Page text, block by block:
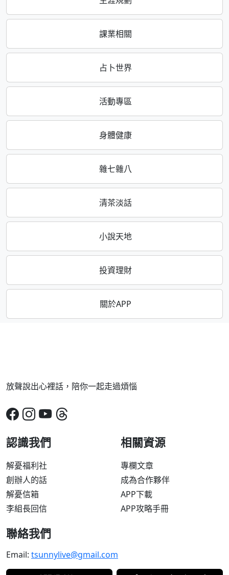
課業相關
占卜世界
活動專區
身體健康
雜七雜八
清茶淡話
小說天地
投資理財
關於APP
放聲說出心裡話，陪你一起走過煩惱
認識我們
解憂福利社
創辦人的話
解憂信箱
李組長回信
相關資源
專欄文章
成為合作夥伴
APP下載
APP攻略手冊
聯絡我們
Email: tsunnylive@gmail.com